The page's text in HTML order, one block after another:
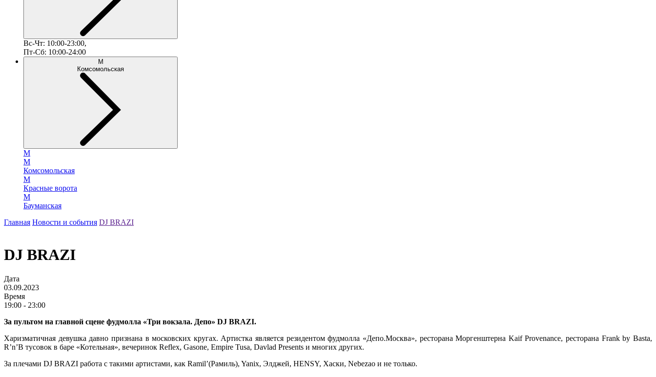
Вс-Чт: 10:00-23:00,
Пт-Сб: 10:00-24:00
М
Комсомольская
М
М
Комсомольская
М
Красные ворота
М
Бауманская
Главная Новости и события DJ BRAZI
DJ BRAZI
Дата
03.09.2023
Время
19:00 - 23:00
За пультом на главной сцене фудмолла «Три вокзала. Депо» DJ BRAZI.
Харизматичная девушка давно признана в московских кругах. Артистка является резидентом фудмолла «Депо.Москва», ресторана Моргенштерна Kaif Provenance, ресторана Frank by Basta,
R’n’B тусовок в баре «Котельная», вечеринок Reflex, Gasone, Empire Tusa, Davlad Presents и многих других.
За плечами DJ BRAZI работа с такими артистами, как Ramil’(Рамиль), Yanix, Элджей, HENSY, Хаски, Nebezao и не только.